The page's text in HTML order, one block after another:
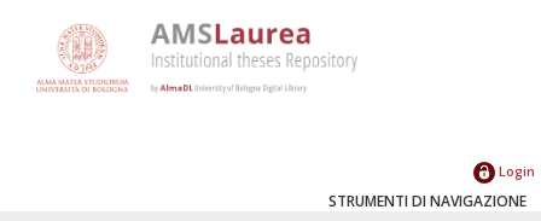
Login
STRUMENTI DI NAVIGAZIONE